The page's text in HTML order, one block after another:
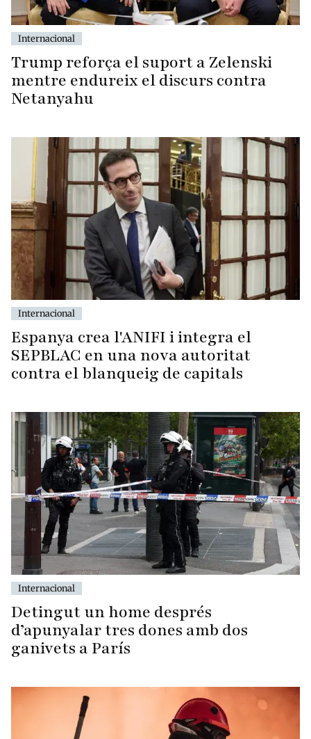
Internacional
Trump reforça el suport a Zelenski
mentre endureix el discurs contra
Netanyahu
Internacional
Espanya crea l'ANIFI i integra el
SEPBLAC en una nova autoritat
contra el blanqueig de capitals
Internacional
Detingut un home després
d’apunyalar tres dones amb dos
ganivets a París